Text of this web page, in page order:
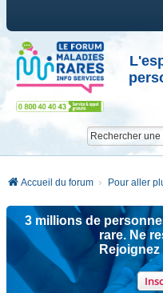
Accueil du forum Pour aller
3 millions de
rare. Ne